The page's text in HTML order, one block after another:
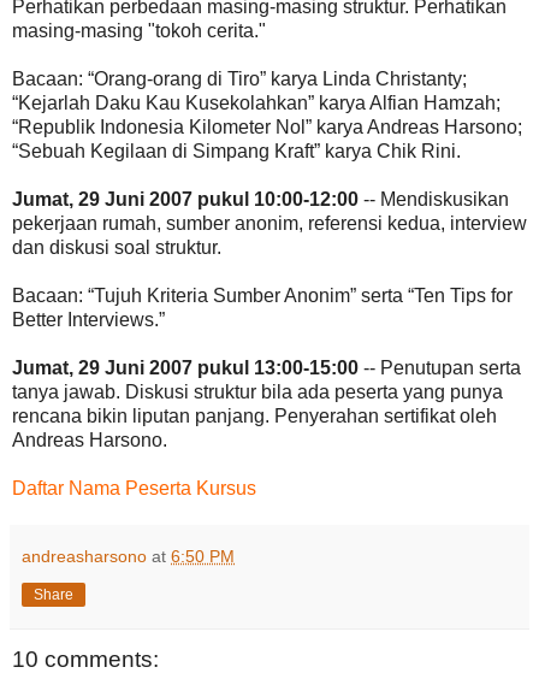
Perhatikan perbedaan masing-masing struktur. Perhatikan
masing-masing "tokoh cerita."
Bacaan: “Orang-orang di Tiro” karya Linda Christanty;
“Kejarlah Daku Kau Kusekolahkan” karya Alfian Hamzah;
“Republik Indonesia Kilometer Nol” karya Andreas Harsono;
“Sebuah Kegilaan di Simpang Kraft” karya Chik Rini.
Jumat, 29 Juni 2007 pukul 10:00-12:00 -- Mendiskusikan
pekerjaan rumah, sumber anonim, referensi kedua, interview
dan diskusi soal struktur.
Bacaan: “Tujuh Kriteria Sumber Anonim” serta “Ten Tips for
Better Interviews.”
Jumat, 29 Juni 2007 pukul 13:00-15:00 -- Penutupan serta
tanya jawab. Diskusi struktur bila ada peserta yang punya
rencana bikin liputan panjang. Penyerahan sertifikat oleh
Andreas Harsono.
Daftar Nama Peserta Kursus
andreasharsono at 6:50 PM
Share
10 comments: